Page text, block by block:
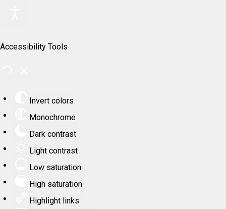
Accessibility Tools
Invert colors
Monochrome
Dark contrast
Light contrast
Low saturation
High saturation
Highlight links